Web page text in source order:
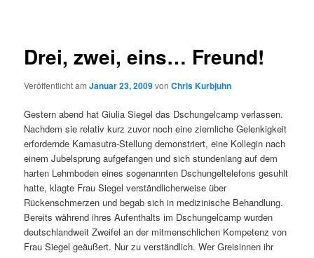
Drei, zwei, eins… Freund!
Veröffentlicht amJanuar 23, 2009vonChris Kurbjuhn
Gestern abend hat Giulia Siegel das Dschungelcamp verlassen.
Nachdem sie relativ kurz zuvor noch eine ziemliche Gelenkigkeit
erfordernde Kamasutra-Stellung demonstriert, eine Kollegin nach
einem Jubelsprung aufgefangen und sich stundenlang auf dem
harten Lehmboden eines sogenannten Dschungeltelefons gesuhlt
hatte, klagte Frau Siegel verständlicherweise über
Rückenschmerzen und begab sich in medizinische Behandlung.
Bereits während ihres Aufenthalts im Dschungelcamp wurden
deutschlandweit Zweifel an der mitmenschlichen Kompetenz von
Frau Siegel geäußert. Nur zu verständlich. Wer Greisinnen ihr